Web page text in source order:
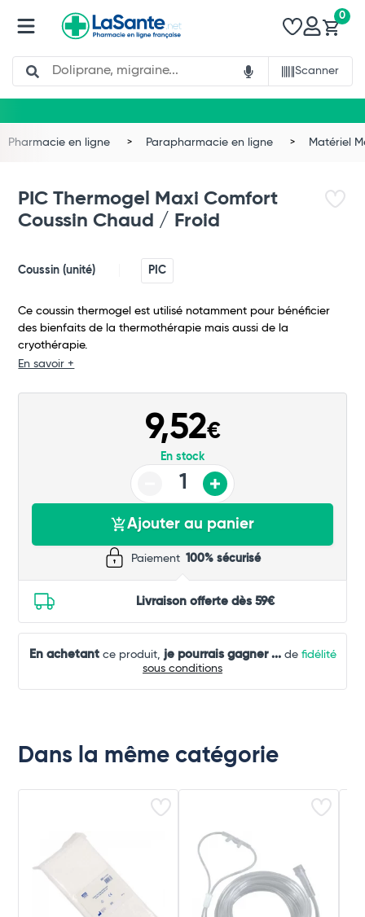
Search
Scanner
0
Total
Commander
Pharmacie en ligne Parapharmacie en ligne Matériel
PIC Thermogel Maxi Comfort
Coussin Chaud / Froid
Coussin (unité) PIC
Ce coussin thermogel est utilisé notamment pour bénéficier
des bienfaits de la thermothérapie mais aussi de la
cryothérapie.
En savoir +
9,52€
En stock
Ajouter au panier
Paiement 100% sécurisé
Livraison offerte dès 59€
En achetantce produit, je pourrais gagner ...de fidélité
sous conditions
Dans la même catégorie